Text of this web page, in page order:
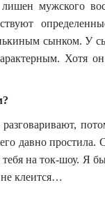
мужского
сынком. У
Хотя
давно
на ток-шоу. Я
клеится…